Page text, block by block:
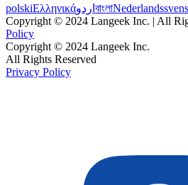
polskiΕλληνικάاردو বাংলাNederlands
Copyright © 2024 Langeek Inc. | All
Policy
Copyright © 2024 Langeek Inc.
All Rights Reserved
Privacy Policy